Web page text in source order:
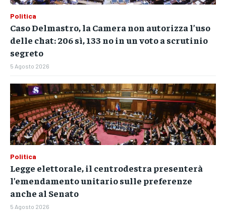
DIRETTA TELECITTÀ
DIRETTE RADIO
CRONACA
VENETO
POLITICA
ECONOMIA
GRUPPO
CONTATTI
DIRETTA TELECITTÀ
DIRETTE RADIO
NOTIZIE
CRONACA
VENETO
POLITICA
ECONOMIA
SPORT
GRUPPO
CONTATTI
DIRETTA TELECITTÀ
DIRETTE RADIO
NOTIZIE
CRONACA
VENETO
POLITICA
ECONOMIA
SPORT
GRUPPO
CONTATTI
Politica
Caso Delmastro, la Camera non autorizza l’uso
delle chat: 206 sì, 133 no in un voto a scrutinio
segreto
5 Agosto 2026
Politica
Legge elettorale, il centrodestra presenterà
l’emendamento unitario sulle preferenze
anche al Senato
5 Agosto 2026